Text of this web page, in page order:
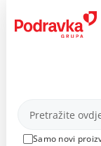
content
Samo novi